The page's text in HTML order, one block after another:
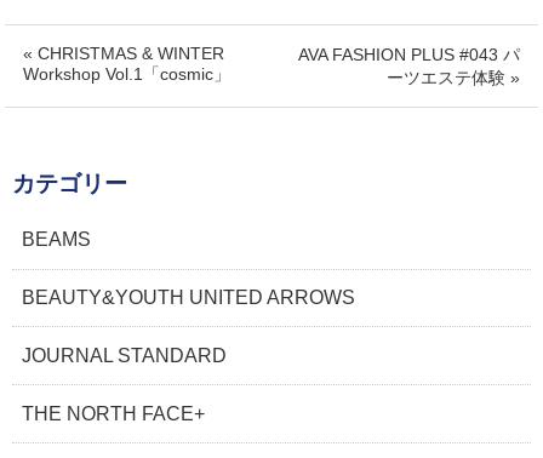
« CHRISTMAS & WINTER
Workshop Vol.1「cosmic」
AVA FASHION PLUS #043 パ
ーツエステ体験 »
カテゴリー
BEAMS
BEAUTY&YOUTH UNITED ARROWS
JOURNAL STANDARD
THE NORTH FACE+